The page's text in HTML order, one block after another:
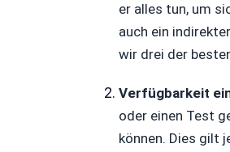
er alles tun, um
auch ein
wir drei der
Verfügbarkeit
oder einen Test
können. Dies gilt